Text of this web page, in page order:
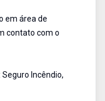
em área de
contato com o
Incêndio,